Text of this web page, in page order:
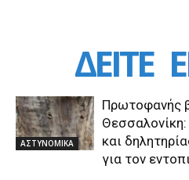
ΔΕΙΤΕ
ΑΣΤΥΝΟΜΙΚΑ
Πρωτοφανής
και
για τον